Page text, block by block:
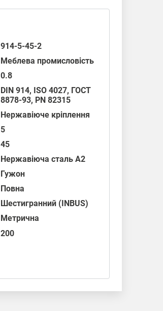
914-5-45-2
Меблева промисловість
0.8
DIN 914, ISO 4027, ГОСТ
8878-93, PN 82315
Нержавіюче кріплення
5
45
Нержавіюча сталь А2
Гужон
Повна
Шестигранний (INBUS)
Метрична
200